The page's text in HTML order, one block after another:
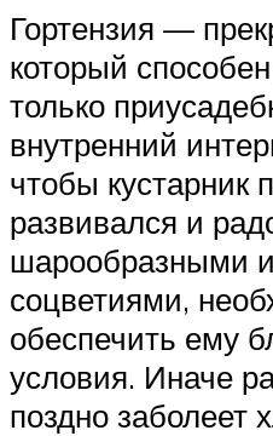
Гортензия —
который
только
внутренний
чтобы кустарник
развивался и
шарообразными
соцветиями,
обеспечить ему
условия. Иначе
поздно заболеет